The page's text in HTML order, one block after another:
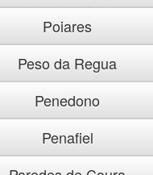
Poiares
Peso da Regua
Penedono
Penafiel